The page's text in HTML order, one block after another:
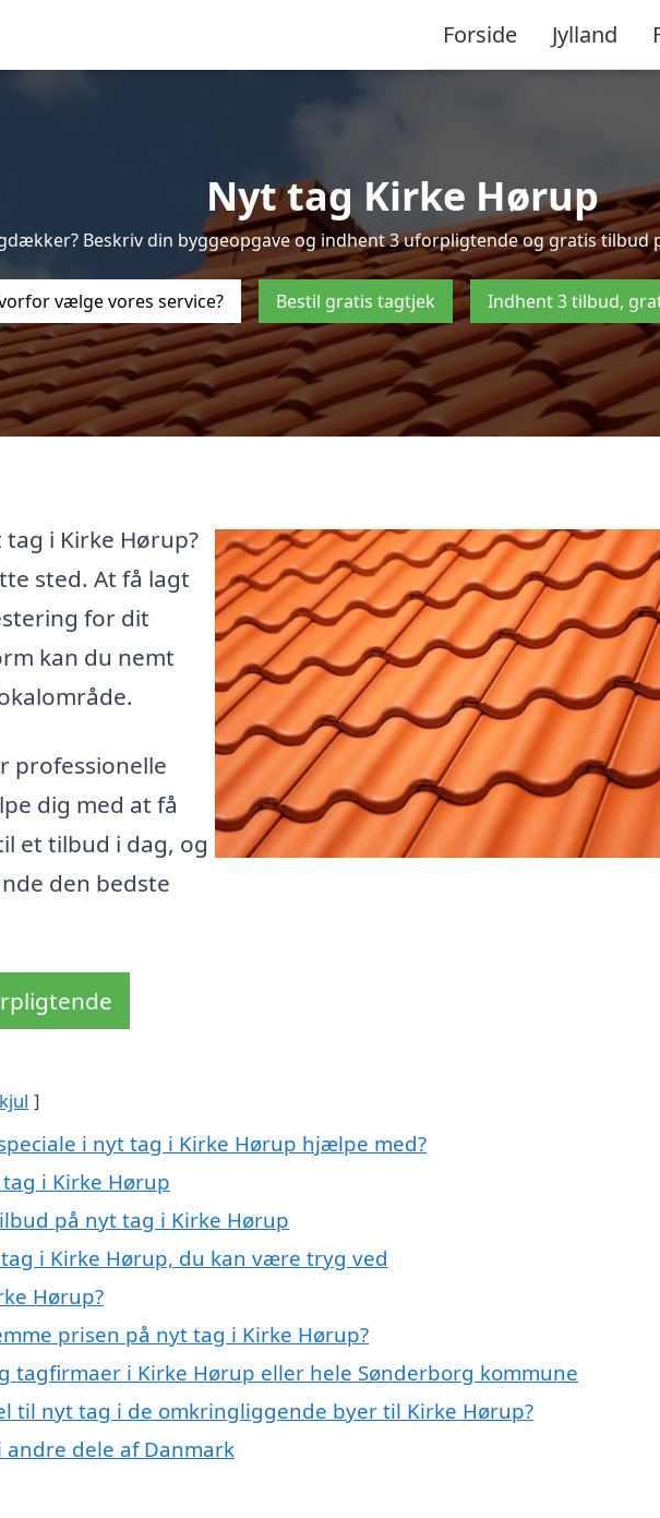
Forside Jylland
Nyt tag Kirke Hørup
Beskriv din byggeopgave og indhent 3 uforpligtende og gratis tilbud
vælge vores service? Bestil gratis tagtjek Indhent 3 tilbud,
i Kirke Hørup?
sted. At få lagt
for dit
kan du nemt
professionelle
dig med at få
et tilbud i dag, og
den bedste
i nyt tag i Kirke Hørup hjælpe med?
i Kirke Hørup
på nyt tag i Kirke Hørup
i Kirke Hørup, du kan være tryg ved
Hørup?
prisen på nyt tag i Kirke Hørup?
tagfirmaer i Kirke Hørup eller hele Sønderborg kommune
til nyt tag i de omkringliggende byer til Kirke Hørup?
dele af Danmark